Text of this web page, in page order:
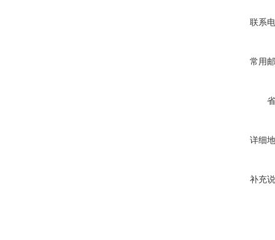
联系
常用
详细
补充